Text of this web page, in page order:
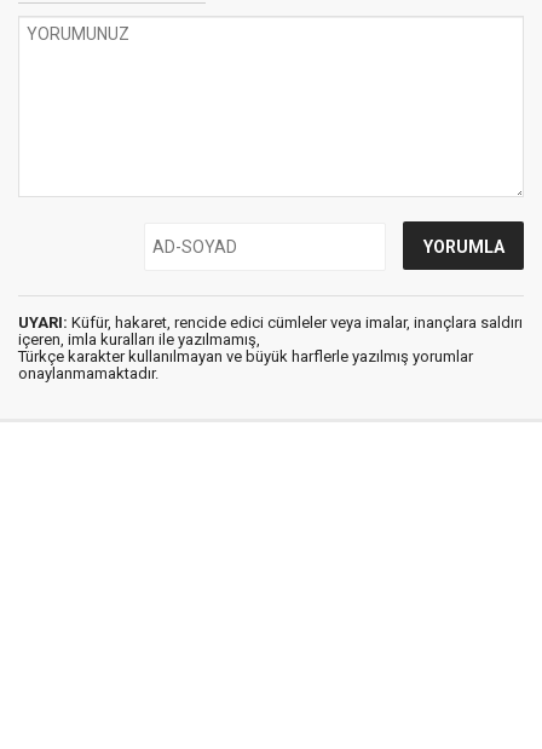
UYARI: Küfür, hakaret, rencide edici cümleler veya imalar, inançlara saldırı
içeren, imla kuralları ile yazılmamış,
Türkçe karakter kullanılmayan ve büyük harflerle yazılmış yorumlar
onaylanmamaktadır.